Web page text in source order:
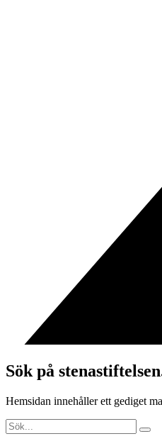
Sök på
Hemsidan innehåller ett gediget